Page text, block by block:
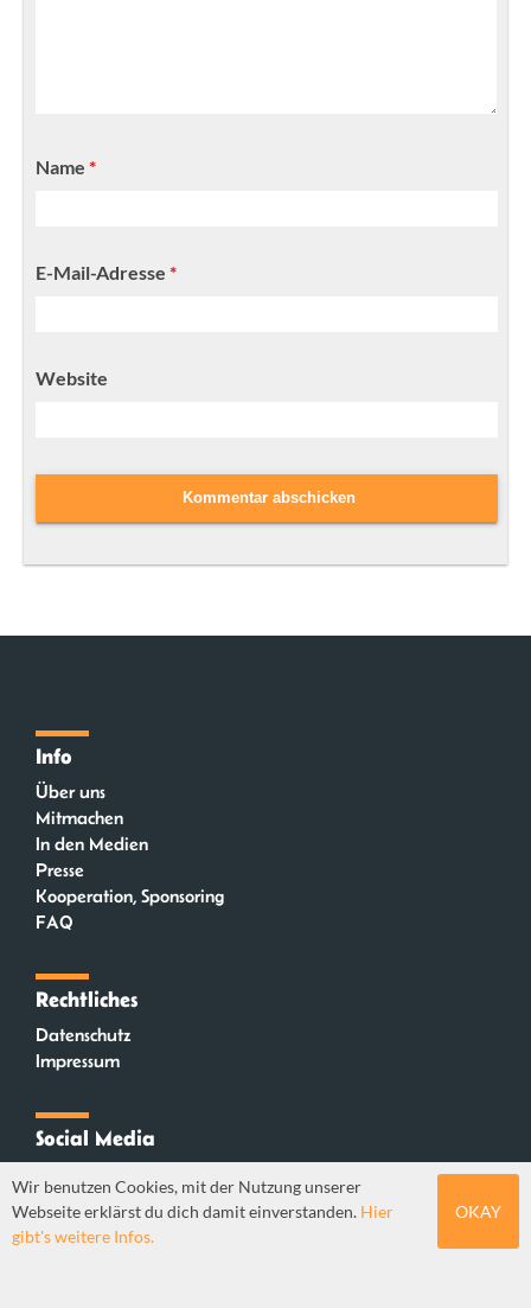
Name *
E-Mail-Adresse *
Website
Info
Über uns
Mitmachen
In den Medien
Presse
Kooperation, Sponsoring
FAQ
Rechtliches
Datenschutz
Impressum
Social Media
Mastodon
Wir benutzen Cookies, mit der Nutzung unserer
Webseite erklärst du dich damit einverstanden. Hier
gibt's weitere Infos.
OKAY